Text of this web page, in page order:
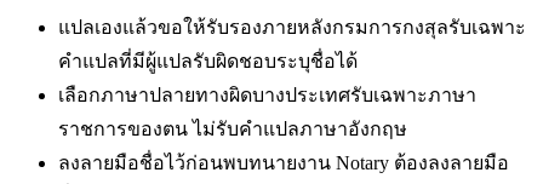
แปลเองแล้วขอให้รับรองภายหลังกรมการกงสุลรับเฉพาะ
คำแปลที่มีผู้แปลรับผิดชอบระบุชื่อได้
เลือกภาษาปลายทางผิดบางประเทศรับเฉพาะภาษา
ราชการของตน ไม่รับคำแปลภาษาอังกฤษ
ลงลายมือชื่อไว้ก่อนพบทนายงาน Notary ต้องลงลายมือ